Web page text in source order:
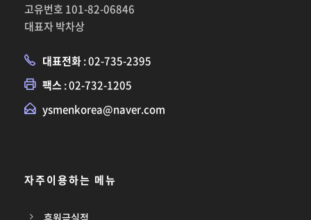
고유번호 101-82-06846
대표자 박차상
대표전화: 02-735-2395
팩스: 02-732-1205
ysmenkorea@naver.com
자주이용하는 메뉴
후원금실적